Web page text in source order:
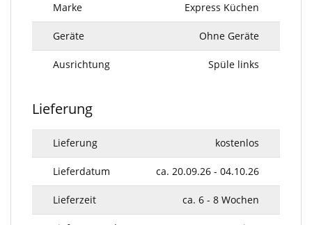
Marke Express Küchen
Geräte Ohne Geräte
Ausrichtung Spüle links
Lieferung
Lieferung kostenlos
Lieferdatum ca. 20.09.26 - 04.10.26
Lieferzeit ca. 6 - 8 Wochen